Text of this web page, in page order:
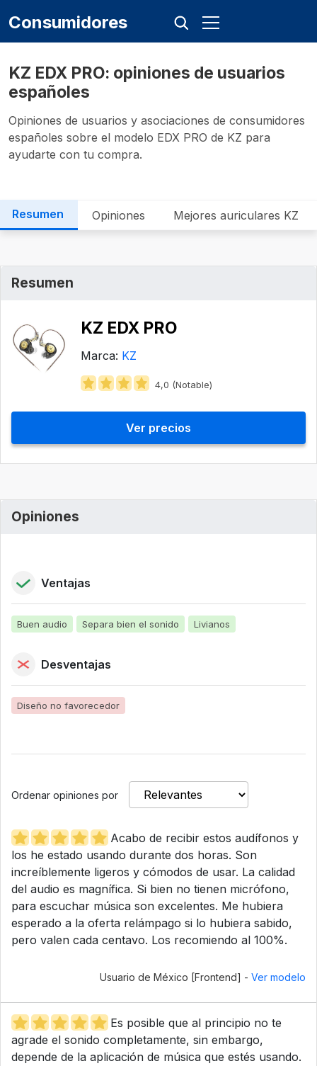
Consumidores
KZ EDX PRO: opiniones de usuarios
españoles
Opiniones de usuarios y asociaciones de consumidores
españoles sobre el modelo EDX PRO de KZ para
ayudarte con tu compra.
Resumen Opiniones Mejores auriculares KZ
Resumen
KZ EDX PRO
Marca: KZ
4,0 (Notable)
Ver precios
Opiniones
Ventajas
Buen audio Separa bien el sonido Livianos
Desventajas
Diseño no favorecedor
Ordenar opiniones por
Acabo de recibir estos audífonos y
los he estado usando durante dos horas. Son
increíblemente ligeros y cómodos de usar. La calidad
del audio es magnífica. Si bien no tienen micrófono,
para escuchar música son excelentes. Me hubiera
esperado a la oferta relámpago si lo hubiera sabido,
pero valen cada centavo. Los recomiendo al 100%.
Usuario de México [Frontend] - Ver modelo
Es posible que al principio no te
agrade el sonido completamente, sin embargo,
depende de la aplicación de música que estés usando.